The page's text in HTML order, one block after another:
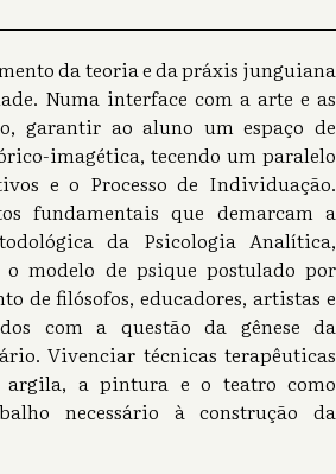
da teoria e da práxis junguiana
Numa interface com a arte e as
garantir ao aluno um espaço de
imagética, tecendo um paralelo
e o Processo de Individuação.
fundamentais que demarcam a
da Psicologia Analítica,
modelo de psique postulado por
de filósofos, educadores, artistas e
com a questão da gênese da
Vivenciar técnicas terapêuticas
a pintura e o teatro como
necessário à construção da